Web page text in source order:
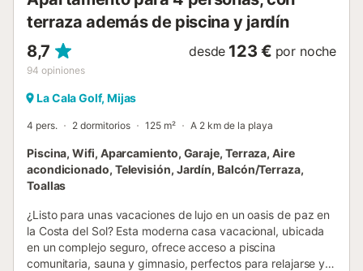
terraza además de piscina y jardín
8,7
94 opiniones
desde 123 € por noche
La Cala Golf, Mijas
4 pers. 2 dormitorios 125 m² A 2 km de la playa
Piscina, Wifi, Aparcamiento, Garaje, Terraza, Aire
acondicionado, Televisión, Jardín, Balcón/Terraza,
Toallas
¿Listo para unas vacaciones de lujo en un oasis de paz en
la Costa del Sol? Esta moderna casa vacacional, ubicada
en un complejo seguro, ofrece acceso a piscina
comunitaria, sauna y gimnasio, perfectos para relajarse y